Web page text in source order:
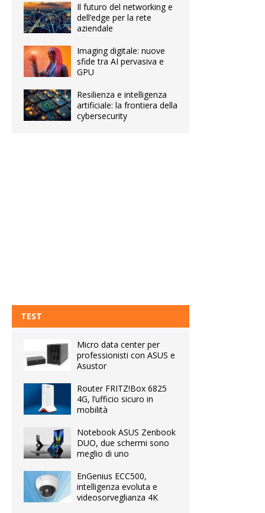
Il futuro del networking e
dell’edge per la rete
aziendale
Imaging digitale: nuove
sfide tra AI pervasiva e
GPU
Resilienza e intelligenza
artificiale: la frontiera della
cybersecurity
TEST
Micro data center per
professionisti con ASUS e
Asustor
Router FRITZ!Box 6825
4G, l’ufficio sicuro in
mobilità
Notebook ASUS Zenbook
DUO, due schermi sono
meglio di uno
EnGenius ECC500,
intelligenza evoluta e
videosorveglianza 4K